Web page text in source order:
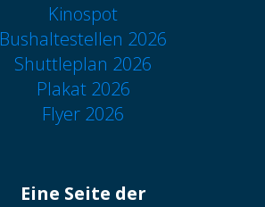
Kinospot
Bushaltestellen 2026
Shuttleplan 2026
Plakat 2026
Flyer 2026
Eine Seite der